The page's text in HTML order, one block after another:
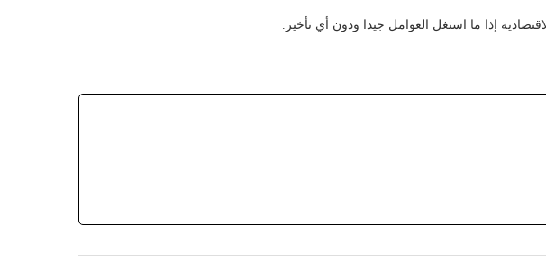
إذا ما استغل العوامل جيدا ودون أي تأخير.